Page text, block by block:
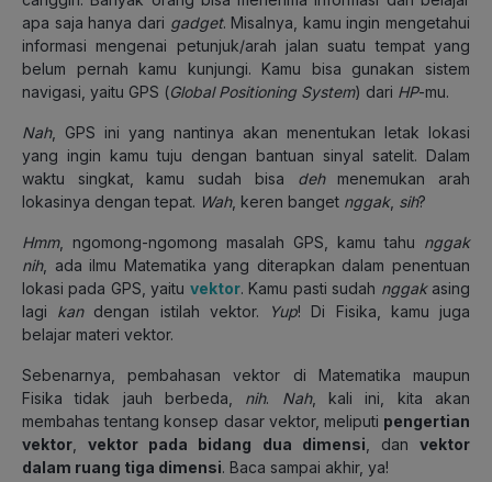
apa saja hanya dari gadget. Misalnya, kamu ingin mengetahui
informasi mengenai petunjuk/arah jalan suatu tempat yang
belum pernah kamu kunjungi. Kamu bisa gunakan sistem
navigasi, yaitu GPS (Global Positioning System) dari HP-mu.
Nah, GPS ini yang nantinya akan menentukan letak lokasi
yang ingin kamu tuju dengan bantuan sinyal satelit. Dalam
waktu singkat, kamu sudah bisa dehmenemukan arah
lokasinya dengan tepat. Wah, keren banget nggak, sih?
Hmm, ngomong-ngomong masalah GPS, kamu tahu nggak
nih, ada ilmu Matematika yang diterapkan dalam penentuan
lokasi pada GPS, yaitu vektor. Kamu pasti sudah nggakasing
lagi kandengan istilah vektor. Yup! Di Fisika, kamu juga
belajar materi vektor.
Sebenarnya, pembahasan vektor di Matematika maupun
Fisika tidak jauh berbeda, nih. Nah, kali ini, kita akan
membahas tentang konsep dasar vektor, meliputi pengertian
vektor ,vektor pada bidang dua dimensi , danvektor
dalam ruang tiga dimensi. Baca sampai akhir, ya!